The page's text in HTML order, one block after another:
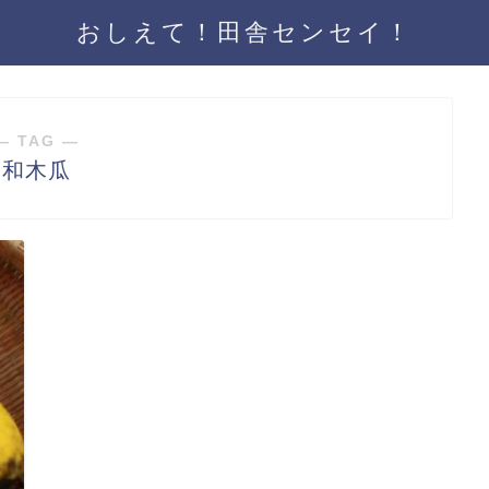
おしえて！田舎センセイ！
TAG ―
和木瓜